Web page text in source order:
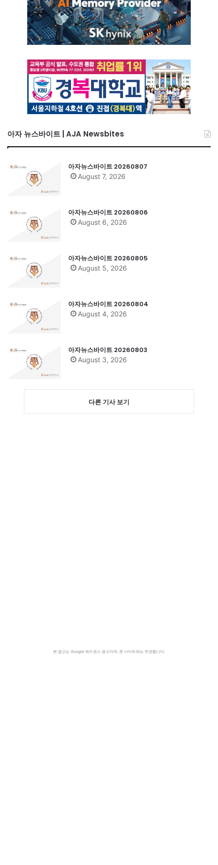
아자 뉴스바이트 | AJA Newsbites
아자뉴스바이트 20260807
August 7, 2026
아자뉴스바이트 20260806
August 6, 2026
아자뉴스바이트 20260805
August 5, 2026
아자뉴스바이트 20260804
August 4, 2026
아자뉴스바이트 20260803
August 3, 2026
다른 기사 보기
본 광고는 Google 애드센스 광고이며, 본 사이트와는 무관합니다.